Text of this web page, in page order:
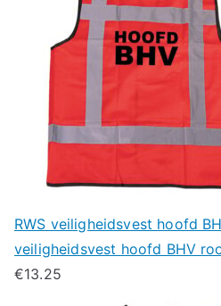
RWS veiligheidsvest hoofd
veiligheidsvest hoofd BHV
€13.25